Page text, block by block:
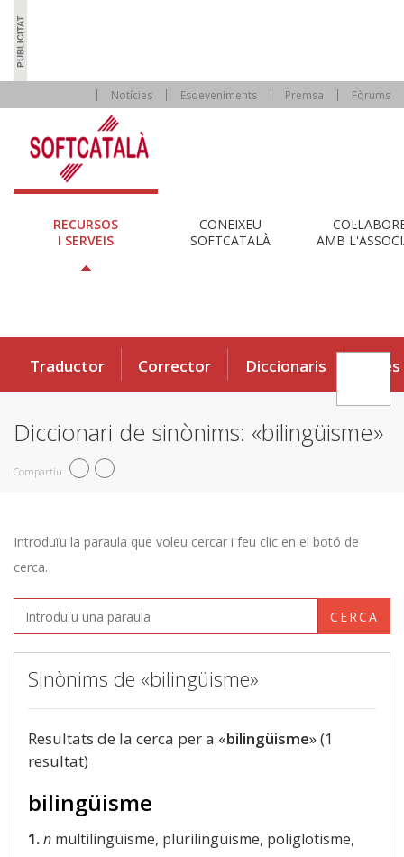
Notícies Esdeveniments Premsa Fòrums
RECURSOS
I SERVEIS
CONEIXEU
SOFTCATALÀ
AMB
Traductor Corrector Diccionaris Eines
Diccionari de sinònims: «bilingüisme»
Compartiu
Introduïu la paraula que voleu cercar i feu clic en el botó de
cerca.
CERCA
Sinònims de «bilingüisme»
Resultats de la cerca per a «bilingüisme» (1
resultat)
bilingüisme
1.n multilingüisme, plurilingüisme, poliglotisme,